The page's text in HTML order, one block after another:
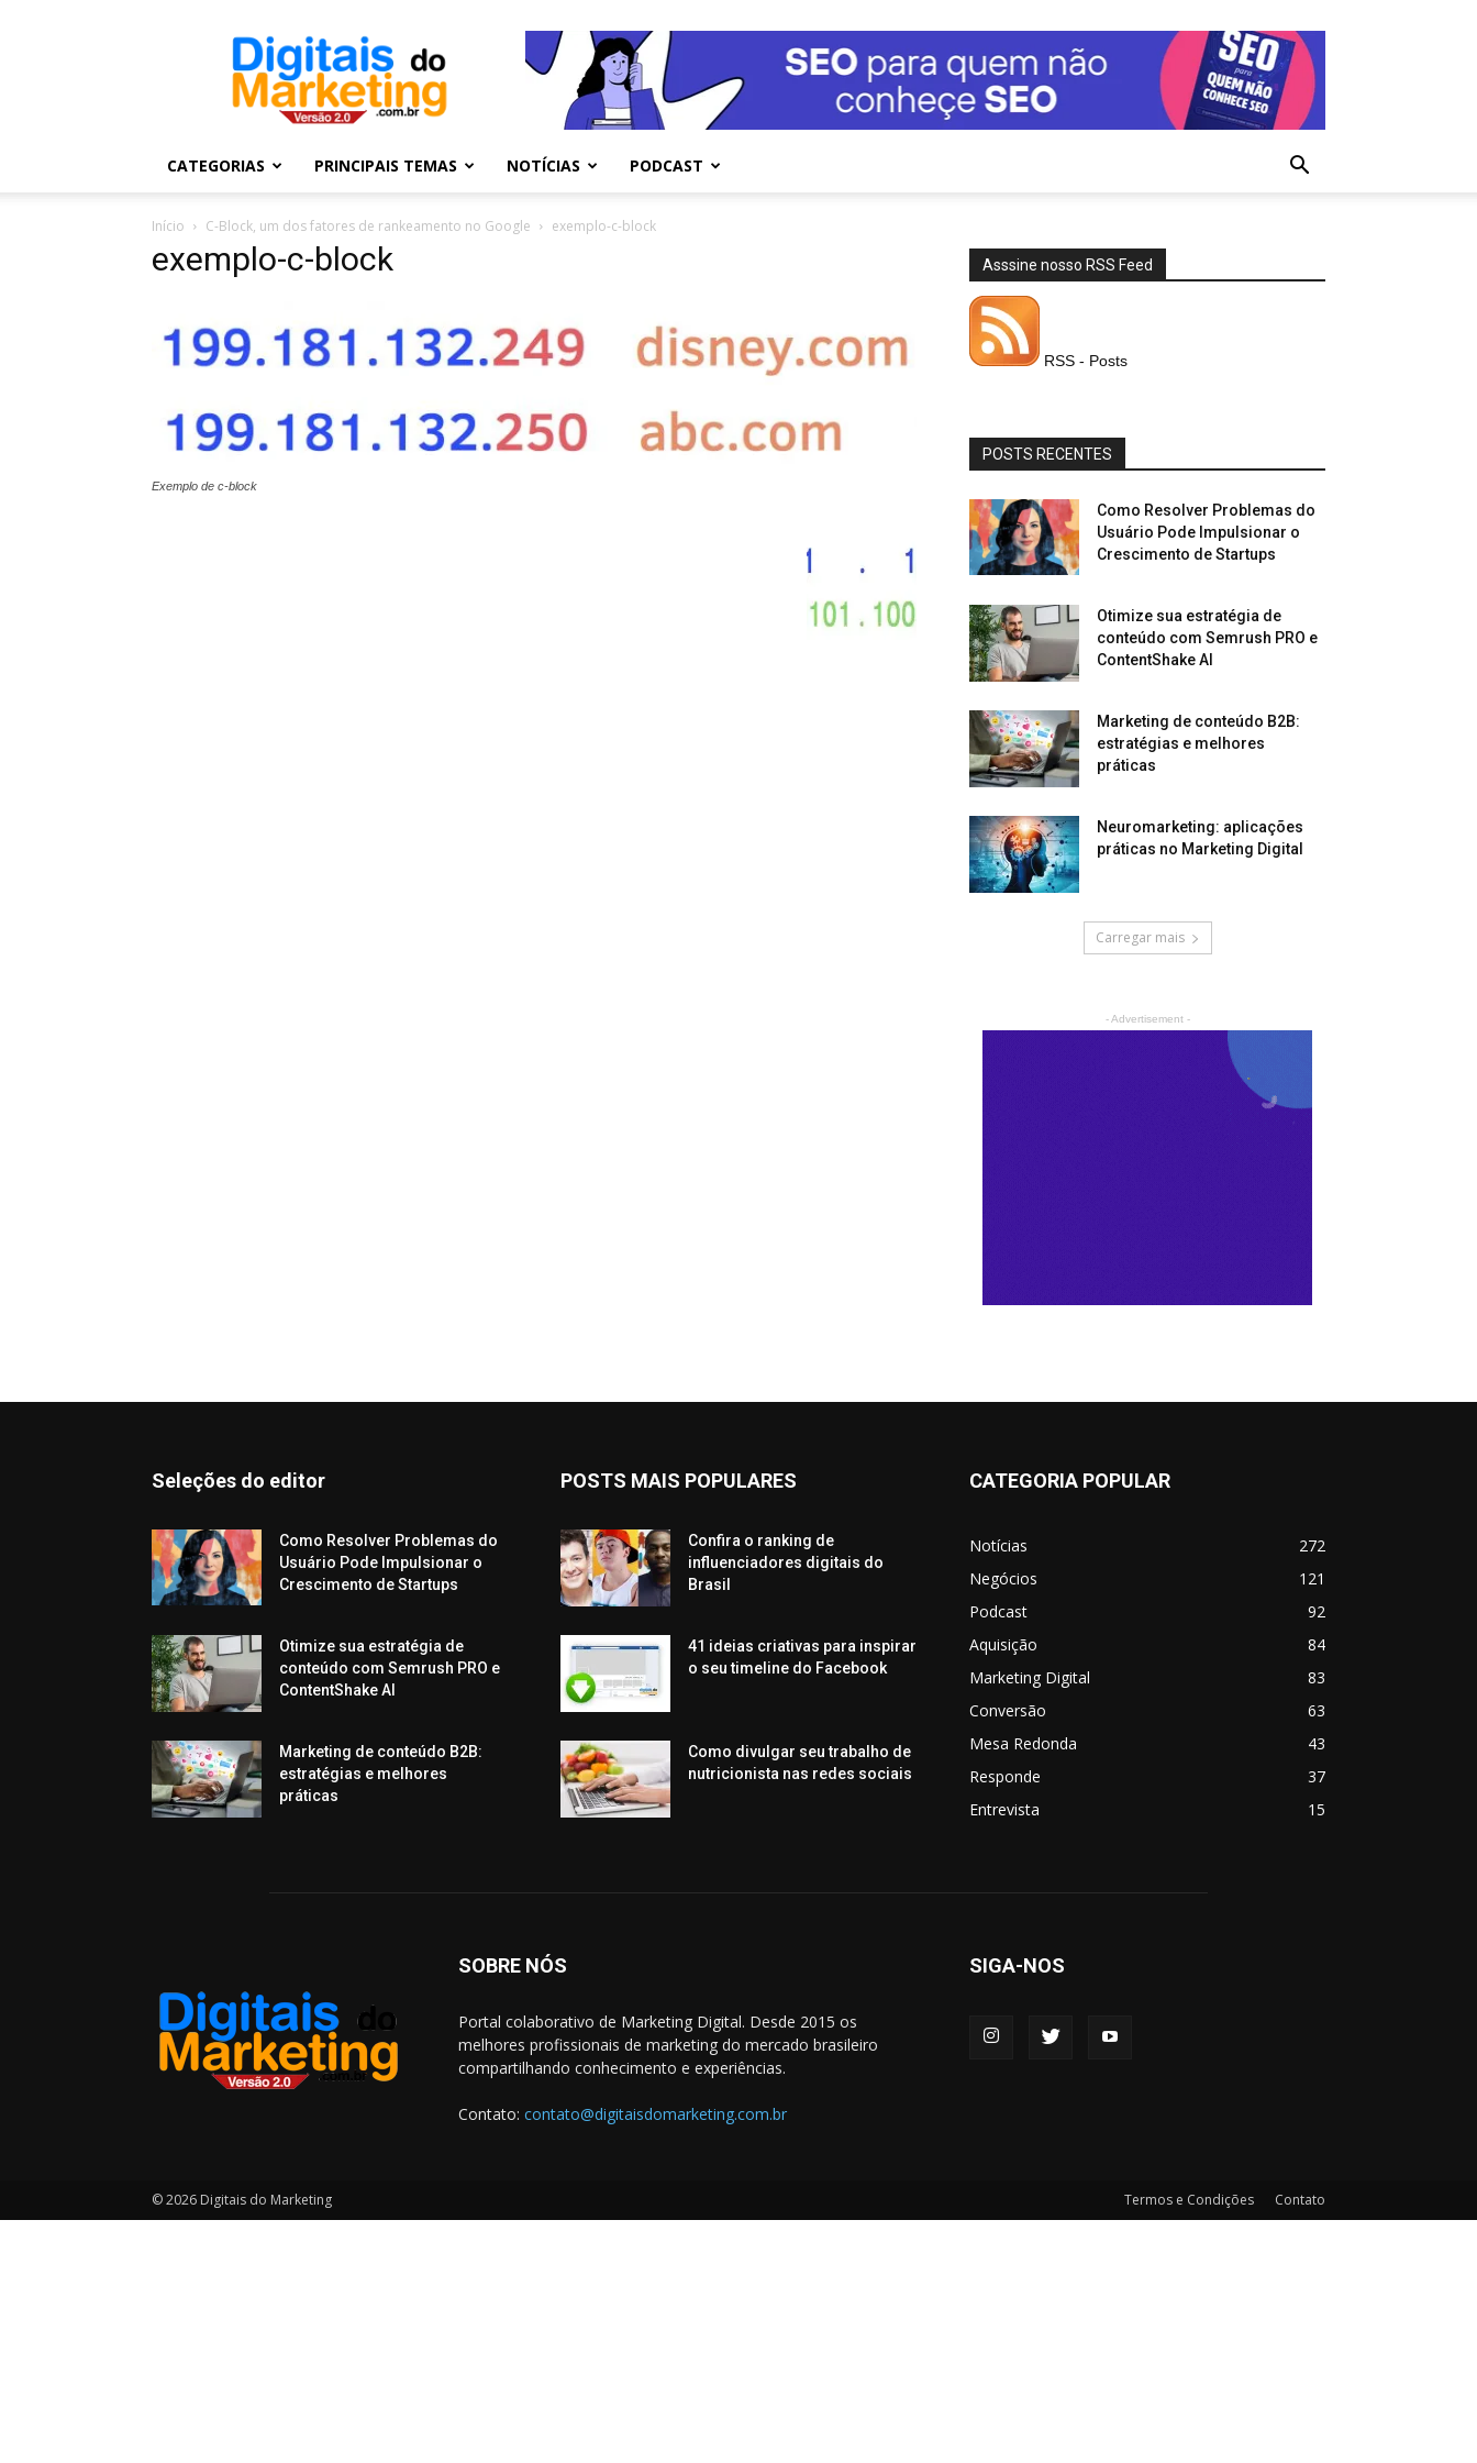
Digitais
Marketing
CATEGORIAS PRINCIPAIS TEMAS NOTÍCIAS PODCAST
Início C-Block, um dos fatores de rankeamento no Google exemplo-c-block
exemplo-c-block
Exemplo de c-block
Asssine nosso RSS Feed
RSS - Posts
POSTS RECENTES
Como Resolver Problemas do
Usuário Pode Impulsionar o
Crescimento de Startups
Otimize sua estratégia de
conteúdo com Semrush PRO e
ContentShake AI
Marketing de conteúdo B2B:
estratégias e melhores
práticas
Neuromarketing: aplicações
práticas no Marketing Digital
Carregar mais
- Advertisement -
Seleções do editor
Como Resolver Problemas do
Usuário Pode Impulsionar o
Crescimento de Startups
Otimize sua estratégia de
conteúdo com Semrush PRO e
ContentShake AI
Marketing de conteúdo B2B:
estratégias e melhores
práticas
POSTS MAIS POPULARES
Confira o ranking de
influenciadores digitais do
Brasil
41 ideias criativas para inspirar
o seu timeline do Facebook
Como divulgar seu trabalho de
nutricionista nas redes sociais
CATEGORIA POPULAR
Notícias
272
Negócios
121
Podcast
92
Aquisição
84
Marketing Digital
83
Conversão
63
Mesa Redonda
43
Responde
37
Entrevista
15
SOBRE NÓS
Portal colaborativo de Marketing Digital. Desde 2015 os
melhores profissionais de marketing do mercado brasileiro
compartilhando conhecimento e experiências.
Contato: contato@digitaisdomarketing.com.br
SIGA-NOS
Termos e Condições Contato
© 2026 Digitais do Marketing